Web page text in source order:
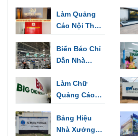
Làm Quảng
Cáo Nội Thất
Văn Phòng
Công Ty Bình
Biển Báo Chỉ
Dẫn Nhà
Cảnh Báo,
Chỉ Hướng
Làm Chữ
Quảng Cáo
Biển Tên Văn
Phòng
Bảng Hiệu
Nhà Xưởng